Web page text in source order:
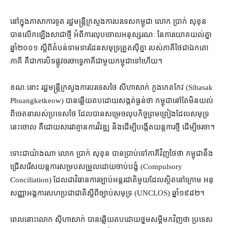
នៅក្នុង​ភាសា​ការទូត រដ្ឋមន្ត្រី​ក្រសួងការបរទេស​កម្ពុជា លោក ប្រាក់ សុខុន
បាន​លើកឡើង​សាជាថ្មី អំពី​ការលុបចោល​អនុស្សរណៈ នៃ​ការយោគយល់​គ្នា​
ឆ្នាំ​២០០១ ស្ដីពី​តំបន់​ទាមទារ​ដែនសមុទ្រ​ត្រួតស៊ីគ្នា របស់​ភាគី​ថៃ​ជា​ឯកតោ
ភាគី គឺជា​ការ​បិទផ្លូវ​ចរចា​ទ្វេភាគី​ជាមួយ​កម្ពុជា​ទៅ​ហើយ​។​
ខណៈនោះ រដ្ឋមន្ត្រី​ក្រសួងការបរទេស​ថៃ សីហាសាក់ ភួងកេតកែវ (Sihasak
Phuangketkeow) បាន​ឆ្លើយតប​ដោយ​សង្កត់ធ្ងន់​ថា កម្ពុជា​នៅតែ​មិន​យល់​
ពី​ចេតនា​របស់​ប្រទេស​ថៃ ដែល​បាន​សម្រេច​លុប​កិច្ចព្រមព្រៀង​ដែល​សមុទ្រ​
នេះ​ចោល គឺ​ដោយសារ​វា​គ្មាន​ការ​វិវឌ្ឍ និង​ដើម្បី​បង្កើត​យន្តការ​ថ្មី ដើម្បី​ចរចា។
ទោះជា​យ៉ាងណា លោក ប្រាក់ សុខុន បាន​ប្រាប់​ទៅ​ភាគី​វិញ​ថៃ​ថា កម្ពុជា​នឹង​
ជ្រើសរើស​យន្តការ​សម្របសម្រួល​ដោយ​ចាប់បង្ខំ (Compulsory
Conciliation) ដែល​ជា​វិធានការ​ច្បាប់​អន្តរជាតិ​មួយ​ដែល​ស្ថិត​នៅ​ក្រោម អនុ
សញ្ញា​អង្គការសហប្រជាជាតិ​ស្តីពី​ច្បាប់​សមុទ្រ (UNCLOS) ឆ្នាំ​១៩៨២​។​
ពេលនោះ​លោក ស៊ីហាសាក់ បាន​ឆ្លើយតប​ដោយ​ថ្នមសម្ដី​មកវិញ​ថា ប្រទេស​